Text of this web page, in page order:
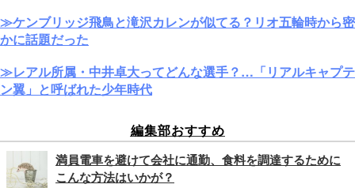
≫ケンブリッジ飛鳥と滝沢カレンが似てる？リオ五輪時から密
かに話題だった
≫レアル所属・中井卓大ってどんな選手？…「リアルキャプテ
ン翼」と呼ばれた少年時代
編集部おすすめ
満員電車を避けて会社に通勤、食料を調達するために
こんな方法はいかが？